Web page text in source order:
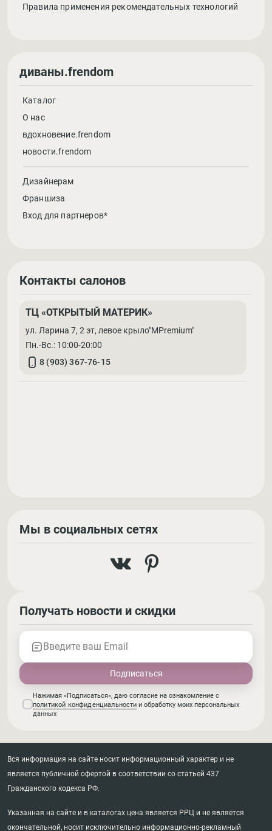
Правила применения рекомендательных технологий
диваны.frendom
Каталог
О нас
вдохновение.frendom
новости.frendom
Дизайнерам
Франшиза
Вход для партнеров*
Контакты салонов
ТЦ «ОТКРЫТЫЙ МАТЕРИК»
ул. Ларина 7, 2 эт, левое крыло"MPremium"
Пн.-Вс.: 10:00-20:00
8 (903) 367-76-15
Мы в социальных сетях
Получать новости и скидки
Введите ваш Email
Нажимая «Подписаться», даю согласие на ознакомление с
политикой конфиденциальности и обработку моих персональных
данных
Вся информация на сайте носит информационный характер и не
является публичной офертой в соответствии со статьей 437
Гражданского кодекса РФ.
Указанная на сайте и в каталогах цена является РРЦ и не является
окончательной, носит исключительно информационно-рекламный